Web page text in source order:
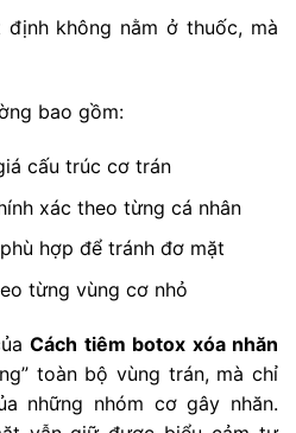
không nằm ở thuốc, mà
bao gồm:
cấu trúc cơ trán
xác theo từng cá nhân
hợp để tránh đơ mặt
từng vùng cơ nhỏ
Cách tiêm botox xóa nhăn
toàn bộ vùng trán, mà chỉ
những nhóm cơ gây nhăn.